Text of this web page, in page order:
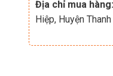
Địa chỉ mua hàng:
Hiệp, Huyện